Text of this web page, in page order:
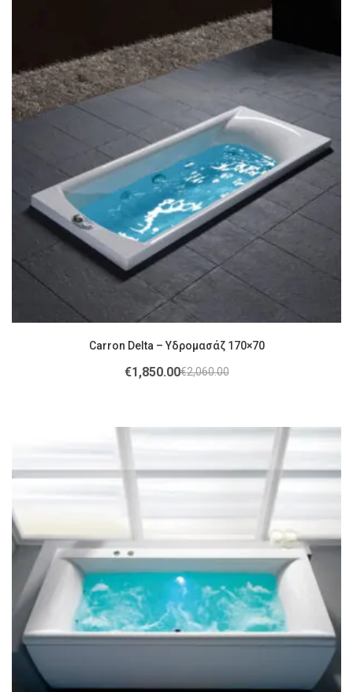
Carron Delta – Υδρομασάζ 170×70
€2,060.00
€1,850.00